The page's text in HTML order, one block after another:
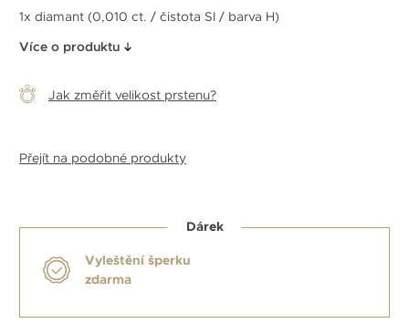
1x diamant (0,010 ct. / čistota SI / barva H)
Více o produktu
Jak změřit velikost prstenu?
Přejít na podobné produkty
Dárek
Vyleštění šperku
zdarma